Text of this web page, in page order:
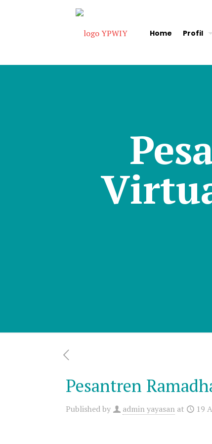
Home Profil
Pesantren
Published by admin yayasan at 19